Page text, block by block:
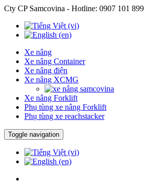
Cty CP Samcovina - Hotline: 0907 101 899
Xe nâng
Xe nâng Container
Xe nâng điện
Xe nâng XCMG
Xe nâng Forklift
Phụ tùng xe nâng Forklift
Phụ tùng xe reachstacker
Toggle navigation